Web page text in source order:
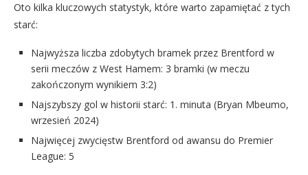
Oto kilka kluczowych statystyk, które warto zapamiętać z tych
starć:
Najwyższa liczba zdobytych bramek przez Brentford w
serii meczów z West Hamem: 3 bramki (w meczu
zakończonym wynikiem 3:2)
Najszybszy gol w historii starć: 1. minuta (Bryan Mbeumo,
wrzesień 2024)
Najwięcej zwycięstw Brentford od awansu do Premier
League: 5